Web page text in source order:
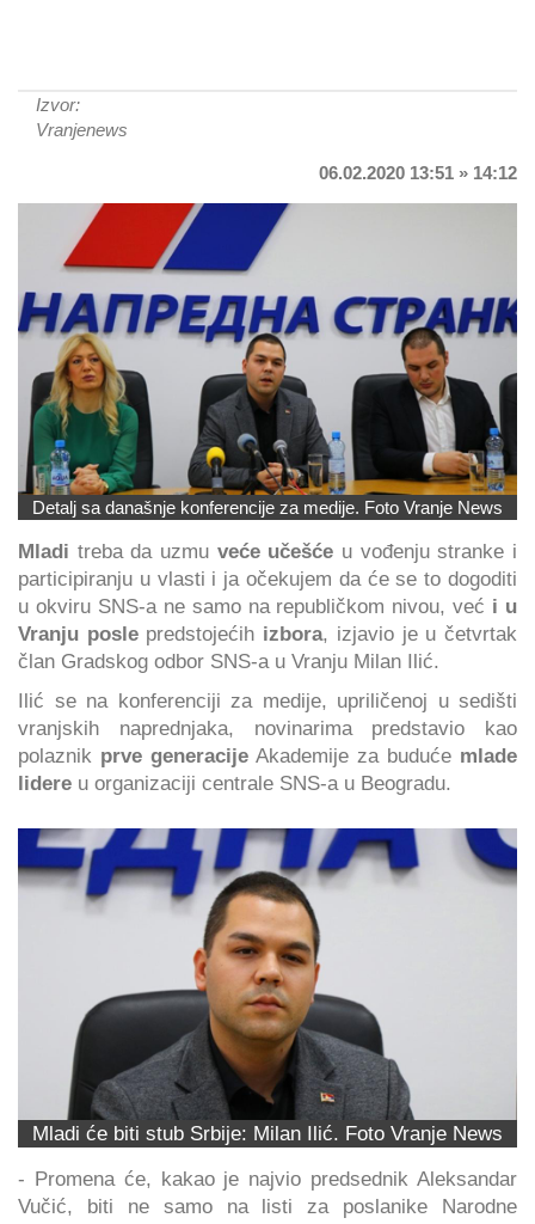
Izvor:
Vranjenews
06.02.2020 13:51 » 14:12
Detalj sa današnje konferencije za medije. Foto Vranje News
Mladi treba da uzmu veće učešće u vođenju stranke i
participiranju u vlasti i ja očekujem da će se to dogoditi
u okviru SNS-a ne samo na republičkom nivou, već i u
Vranju poslepredstojećih izbora, izjavio je u četvrtak
član Gradskog odbor SNS-a u Vranju Milan Ilić.
Ilić se na konferenciji za medije, upriličenoj u sedišti
vranjskih naprednjaka, novinarima predstavio kao
polaznik prve generacije Akademije za buduće mlade
lidere u organizaciji centrale SNS-a u Beogradu.
Mladi će biti stub Srbije: Milan Ilić. Foto Vranje News
- Promena će, kakao je najvio predsednik Aleksandar
Vučić, biti ne samo na listi za poslanike Narodne